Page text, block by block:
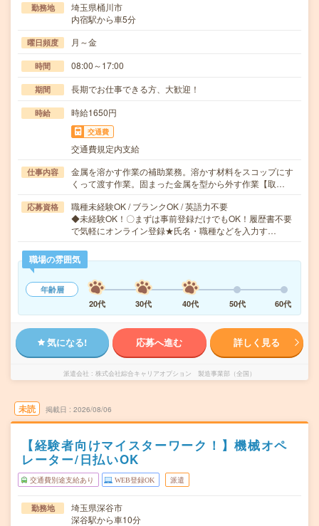
勤務地
埼玉県桶川市
内宿駅から車5分
曜日頻度 月～金
時間 08:00～17:00
期間 長期でお仕事できる方、大歓迎！
時給 時給1650円
交通費
交通費規定内支給
仕事内容
金属を溶かす作業の補助業務。溶かす材料をスコップにす
くって渡す作業。固まった金属を型から外す作業【取…
応募資格
職種未経験OK / ブランクOK / 英語力不要
◆未経験OK！〇まずは事前登録だけでもOK！履歴書不要
で気軽にオンライン登録★氏名・職種などを入力す…
職場の雰囲気
年齢層
20代
30代 40代 50代 60代
気になる! 応募へ進む 詳しく見る
派遣会社 株式会社綜合キャリアオプション 製造事業部（全国）
未読 掲載日 2026/08/06
【経験者向けマイスターワーク！】機械オペ
レーター/日払いOK
交通費別途支給あり WEB登録OK 派遣
勤務地
埼玉県深谷市
深谷駅から車10分